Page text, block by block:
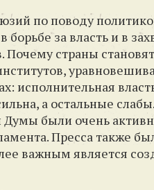
по поводу
борьбе за власть и в
Почему страны
исполнительная
а остальные
Думы были очень
Пресса также
важным является